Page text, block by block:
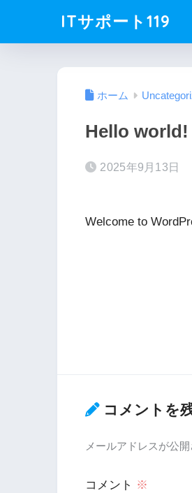
ITサポート119
ホーム
Hello world!
2025年9月13日
Welcome to
コメントを
メールアドレスが公
コメント ※